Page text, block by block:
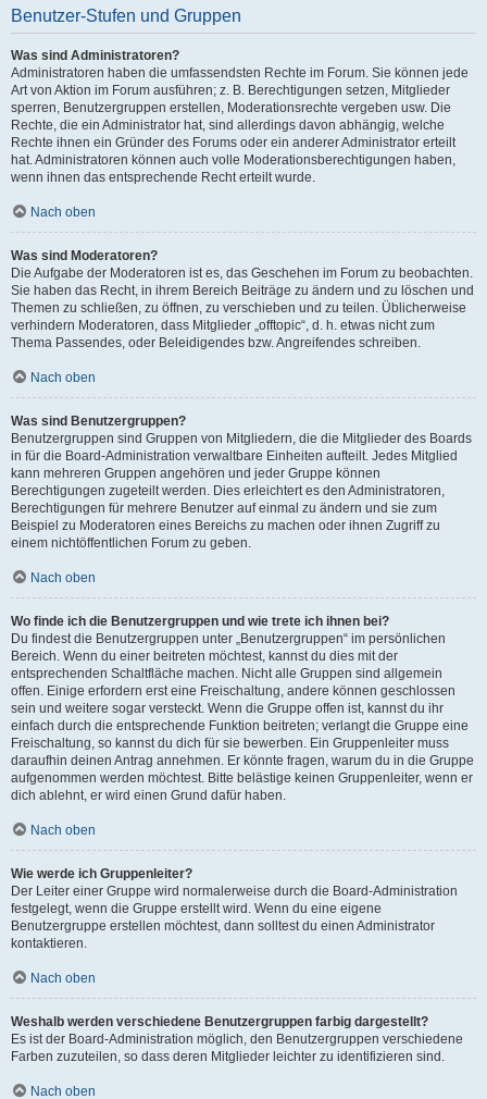
Benutzer-Stufen und Gruppen
Was sind Administratoren?
Administratoren haben die umfassendsten Rechte im Forum. Sie können jede
Art von Aktion im Forum ausführen; z. B. Berechtigungen setzen, Mitglieder
sperren, Benutzergruppen erstellen, Moderationsrechte vergeben usw. Die
Rechte, die ein Administrator hat, sind allerdings davon abhängig, welche
Rechte ihnen ein Gründer des Forums oder ein anderer Administrator erteilt
hat. Administratoren können auch volle Moderationsberechtigungen haben,
wenn ihnen das entsprechende Recht erteilt wurde.
Nach oben
Was sind Moderatoren?
Die Aufgabe der Moderatoren ist es, das Geschehen im Forum zu beobachten.
Sie haben das Recht, in ihrem Bereich Beiträge zu ändern und zu löschen und
Themen zu schließen, zu öffnen, zu verschieben und zu teilen. Üblicherweise
verhindern Moderatoren, dass Mitglieder „offtopic“, d. h. etwas nicht zum
Thema Passendes, oder Beleidigendes bzw. Angreifendes schreiben.
Nach oben
Was sind Benutzergruppen?
Benutzergruppen sind Gruppen von Mitgliedern, die die Mitglieder des Boards
in für die Board-Administration verwaltbare Einheiten aufteilt. Jedes Mitglied
kann mehreren Gruppen angehören und jeder Gruppe können
Berechtigungen zugeteilt werden. Dies erleichtert es den Administratoren,
Berechtigungen für mehrere Benutzer auf einmal zu ändern und sie zum
Beispiel zu Moderatoren eines Bereichs zu machen oder ihnen Zugriff zu
einem nichtöffentlichen Forum zu geben.
Nach oben
Wo finde ich die Benutzergruppen und wie trete ich ihnen bei?
Du findest die Benutzergruppen unter „Benutzergruppen“ im persönlichen
Bereich. Wenn du einer beitreten möchtest, kannst du dies mit der
entsprechenden Schaltfläche machen. Nicht alle Gruppen sind allgemein
offen. Einige erfordern erst eine Freischaltung, andere können geschlossen
sein und weitere sogar versteckt. Wenn die Gruppe offen ist, kannst du ihr
einfach durch die entsprechende Funktion beitreten; verlangt die Gruppe eine
Freischaltung, so kannst du dich für sie bewerben. Ein Gruppenleiter muss
daraufhin deinen Antrag annehmen. Er könnte fragen, warum du in die Gruppe
aufgenommen werden möchtest. Bitte belästige keinen Gruppenleiter, wenn er
dich ablehnt, er wird einen Grund dafür haben.
Nach oben
Wie werde ich Gruppenleiter?
Der Leiter einer Gruppe wird normalerweise durch die Board-Administration
festgelegt, wenn die Gruppe erstellt wird. Wenn du eine eigene
Benutzergruppe erstellen möchtest, dann solltest du einen Administrator
kontaktieren.
Nach oben
Weshalb werden verschiedene Benutzergruppen farbig dargestellt?
Es ist der Board-Administration möglich, den Benutzergruppen verschiedene
Farben zuzuteilen, so dass deren Mitglieder leichter zu identifizieren sind.
Nach oben